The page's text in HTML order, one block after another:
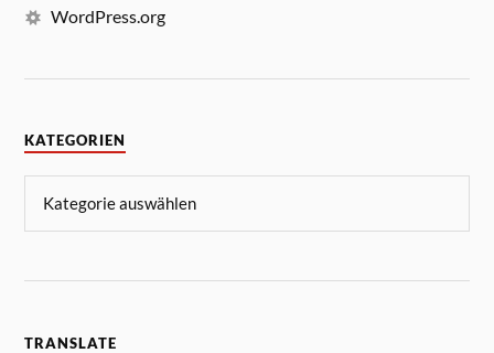
WordPress.org
KATEGORIEN
TRANSLATE